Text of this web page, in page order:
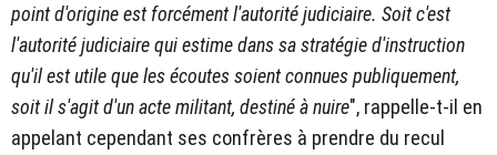
point d'origine est forcément l'autorité judiciaire. Soit c'est
l'autorité judiciaire qui estime dans sa stratégie d'instruction
qu'il est utile que les écoutes soient connues publiquement,
soit il s'agit d'un acte militant, destiné à nuire", rappelle-t-il en
appelant cependant ses confrères à prendre du recul